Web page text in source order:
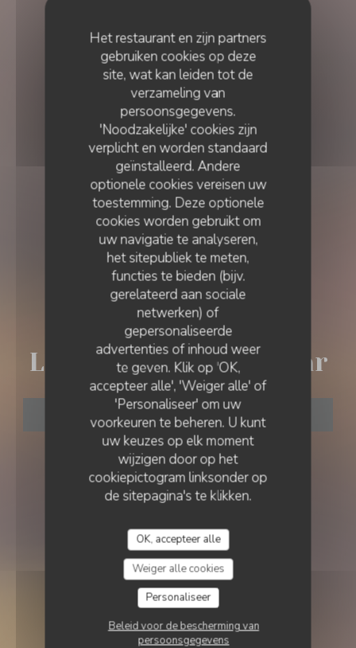
Het restaurant en zijn partners
gebruiken cookies op deze
site, wat kan leiden tot de
verzameling van
persoonsgegevens.
'Noodzakelijke' cookies zijn
verplicht en worden standaard
geïnstalleerd. Andere
optionele cookies vereisen uw
toestemming. Deze optionele
cookies worden gebruikt om
uw navigatie te analyseren,
het sitepubliek te meten,
functies te bieden (bijv.
gerelateerd aan sociale
netwerken) of
gepersonaliseerde
advertenties of inhoud weer
te geven. Klik op 'OK,
accepteer alle', 'Weiger alle' of
'Personaliseer' om uw
voorkeuren te beheren. U kunt
uw keuzes op elk moment
wijzigen door op het
cookiepictogram linksonder op
de sitepagina's te klikken.
OK, accepteer alle
Weiger alle cookies
Personaliseer
Beleid voor de bescherming van
persoonsgegevens
NAPOLITAANSE PIZZA AUCAMVILLE
Le Lieu Trattoria & Bar
RESERVEER EEN TAFEL
LE LIEU TRATTORIA & BAR